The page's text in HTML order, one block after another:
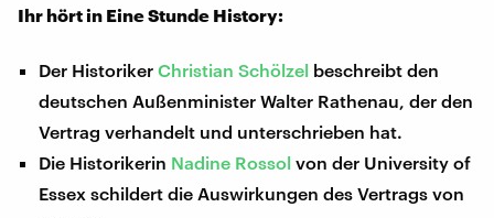
Ihr hört in Eine Stunde History:
Der HistorikerChristian Schölzel beschreibt den
deutschen Außenminister Walter Rathenau, der den
Vertrag verhandelt und unterschrieben hat.
Die Historikerin Nadine Rossol von der University of
Essex schildert die Auswirkungen des Vertrags von